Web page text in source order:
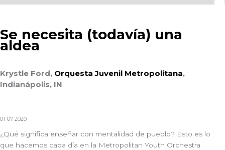
Se necesita (todavía) una
aldea
Krystle Ford, Orquesta Juvenil Metropolitana,
Indianápolis, IN
01-07-2020
¿Qué significa enseñar con mentalidad de pueblo? Esto es lo
que hacemos cada día en la Metropolitan Youth Orchestra